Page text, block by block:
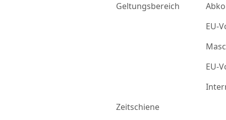
Geltungsbereich
EU-
EU-
Zeitschiene